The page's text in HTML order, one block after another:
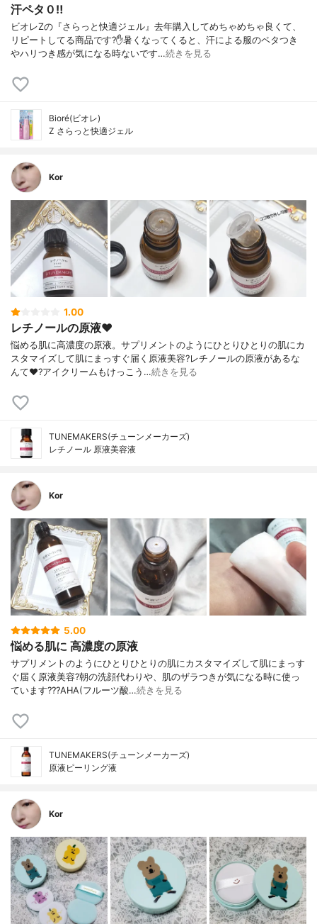
汗ペタ０‼️
ビオレZの『さらっと快適ジェル』去年購入してめちゃめちゃ良くて、
リピートしてる商品です?✋暑くなってくると、汗による服のペタつき
やハリつき感が気になる時ないです…続きを見る
Bioré(ビオレ)
Z さらっと快適ジェル
Kor
1.00
レチノールの原液❤️
悩める肌に高濃度の原液。サプリメントのようにひとりひとりの肌にカ
スタマイズして肌にまっすぐ届く原液美容?レチノールの原液があるな
んて❤️?アイクリームもけっこう…続きを見る
TUNEMAKERS(チューンメーカーズ)
レチノール 原液美容液
Kor
5.00
悩める肌に 高濃度の原液
サプリメントのようにひとりひとりの肌にカスタマイズして肌にまっす
ぐ届く原液美容?朝の洗顔代わりや、肌のザラつきが気になる時に使っ
ています???AHA(フルーツ酸…続きを見る
TUNEMAKERS(チューンメーカーズ)
原液ピーリング液
Kor